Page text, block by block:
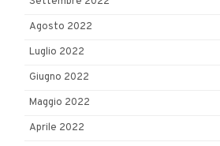
Agosto 2022
Luglio 2022
Giugno 2022
Maggio 2022
Aprile 2022